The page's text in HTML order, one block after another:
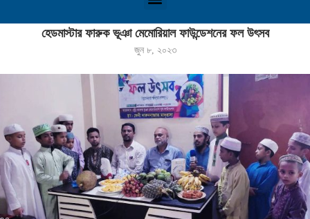
হেডমাস্টার ফারুক ভূঞা মেমোরিয়াল ফাউন্ডেশনের ফল উৎসব
হেডমাস্টার ফারুক ভূঞা মেমোরিয়াল ফাউন্ডেশনের ফল উৎসব
জুন ৮, ২০২৩